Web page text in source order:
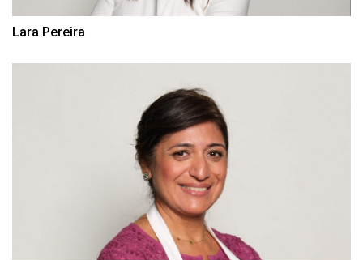
Lara Pereira